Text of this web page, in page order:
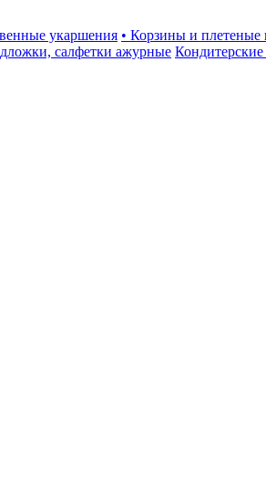
укаршения • Корзины и плетеные
салфетки ажурные